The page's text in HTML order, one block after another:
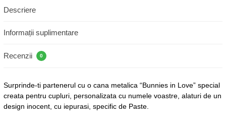
Descriere
Informații suplimentare
Recenzii 0
Surprinde-ti partenerul cu o cana metalica “Bunnies in Love” special
creata pentru cupluri, personalizata cu numele voastre, alaturi de un
design inocent, cu iepurasi, specific de Paste.